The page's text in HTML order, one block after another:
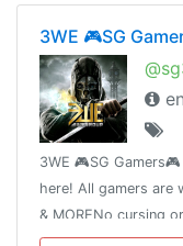
3WE 🎮SG
3WE 🎮SG
here! All gamers are
& MORENo cursing
related images here.